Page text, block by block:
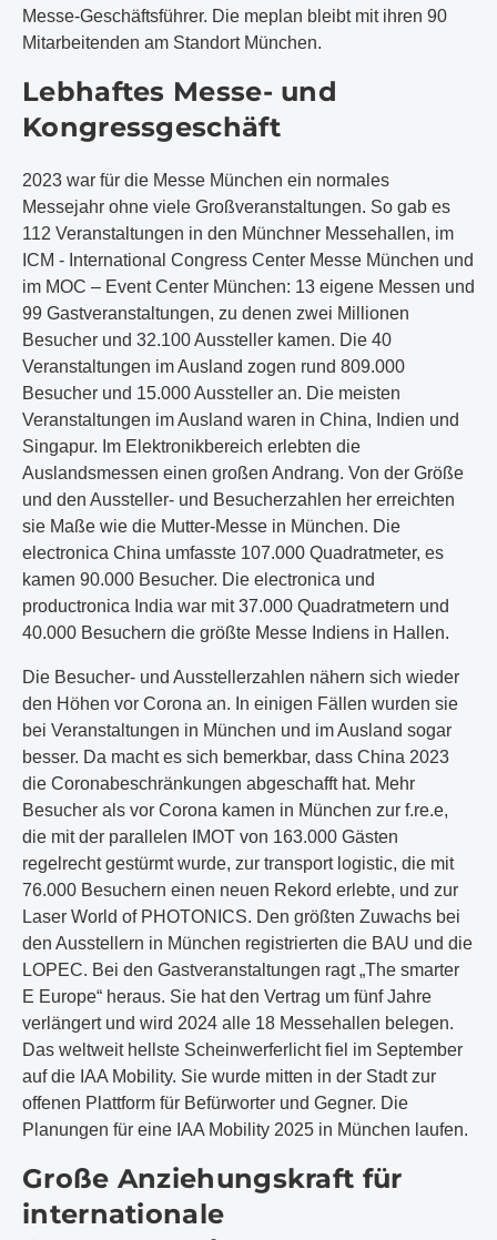
Messe-Geschäftsführer. Die meplan bleibt mit ihren 90
Mitarbeitenden am Standort München.
Lebhaftes Messe- und
Kongressgeschäft
2023 war für die Messe München ein normales
Messejahr ohne viele Großveranstaltungen. So gab es
112 Veranstaltungen in den Münchner Messehallen, im
ICM - International Congress Center Messe München und
im MOC – Event Center München: 13 eigene Messen und
99 Gastveranstaltungen, zu denen zwei Millionen
Besucher und 32.100 Aussteller kamen. Die 40
Veranstaltungen im Ausland zogen rund 809.000
Besucher und 15.000 Aussteller an. Die meisten
Veranstaltungen im Ausland waren in China, Indien und
Singapur. Im Elektronikbereich erlebten die
Auslandsmessen einen großen Andrang. Von der Größe
und den Aussteller- und Besucherzahlen her erreichten
sie Maße wie die Mutter-Messe in München. Die
electronica China umfasste 107.000 Quadratmeter, es
kamen 90.000 Besucher. Die electronica und
productronica India war mit 37.000 Quadratmetern und
40.000 Besuchern die größte Messe Indiens in Hallen.
Die Besucher- und Ausstellerzahlen nähern sich wieder
den Höhen vor Corona an. In einigen Fällen wurden sie
bei Veranstaltungen in München und im Ausland sogar
besser. Da macht es sich bemerkbar, dass China 2023
die Coronabeschränkungen abgeschafft hat. Mehr
Besucher als vor Corona kamen in München zur f.re.e,
die mit der parallelen IMOT von 163.000 Gästen
regelrecht gestürmt wurde, zur transport logistic, die mit
76.000 Besuchern einen neuen Rekord erlebte, und zur
Laser World of PHOTONICS. Den größten Zuwachs bei
den Ausstellern in München registrierten die BAU und die
LOPEC. Bei den Gastveranstaltungen ragt „The smarter
E Europe“ heraus. Sie hat den Vertrag um fünf Jahre
verlängert und wird 2024 alle 18 Messehallen belegen.
Das weltweit hellste Scheinwerferlicht fiel im September
auf die IAA Mobility. Sie wurde mitten in der Stadt zur
offenen Plattform für Befürworter und Gegner. Die
Planungen für eine IAA Mobility 2025 in München laufen.
Große Anziehungskraft für
internationale